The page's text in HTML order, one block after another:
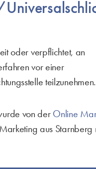
oder verpflichtet, an
vor einer
teilzunehmen.
von derOnline
aus Starnberg